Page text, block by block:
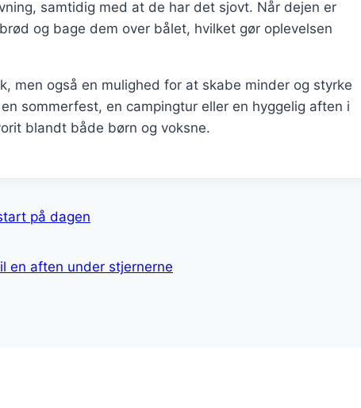
samtidig med at de har det sjovt. Når dejen er
og bage dem over bålet, hvilket gør oplevelsen
men også en mulighed for at skabe minder og styrke
sommerfest, en campingtur eller en hyggelig aften i
blandt både børn og voksne.
på dagen
en aften under stjernerne